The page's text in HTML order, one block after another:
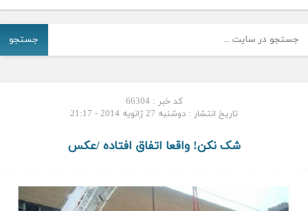
جستجو
کد خبر : 66304
تاریخ انتشار : دوشنبه 27 ژانویه 2014 - 21:17
شک نکن! واقعا اتفاق افتاده /عکس